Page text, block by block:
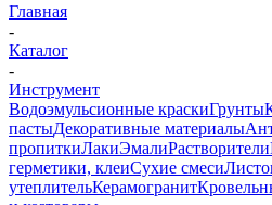
Главная
-
Каталог
-
Инструмент
Водоэмульсионные краскиГрунты
пастыДекоративные материалы
пропиткиЛакиЭмалиРастворители
герметики, клеиСухие смеси
утеплительКерамогранит